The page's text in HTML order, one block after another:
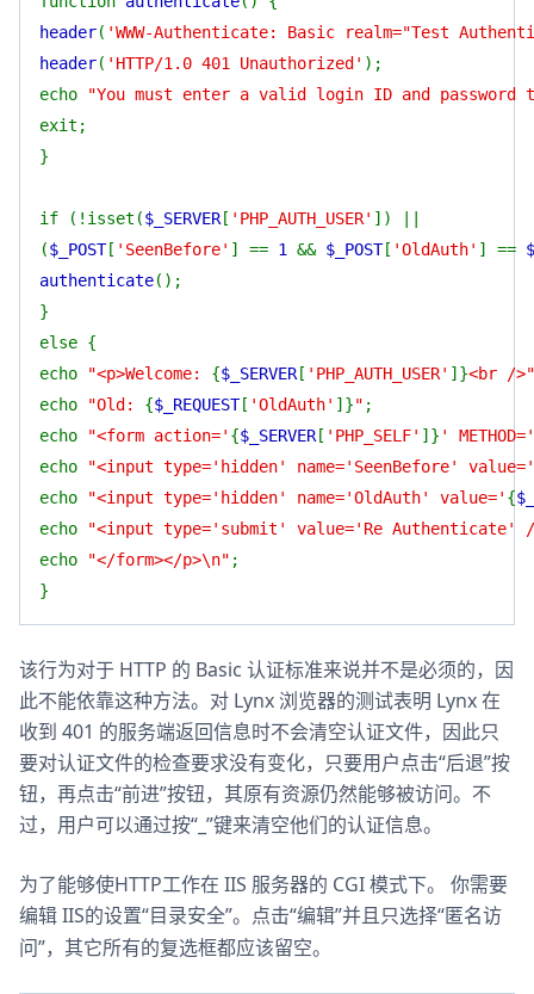
header( 'WWW-Authenticate: Basic realm="Test
header( 'HTTP/1.0 401 Unauthorized' );
echo
"You must enter a valid login ID and password
exit;
}
if (!isset($_SERVER [ 'PHP_AUTH_USER' ]) ||
($_POST[ 'SeenBefore' ] == 1 && $_POST[ 'OldAuth' ] ==
authenticate();
}
else {
echo
"<p>Welcome: {$_SERVER [ 'PHP_AUTH_USER' ]}<br />"
echo
"Old: {$_REQUEST[ 'OldAuth' ]}" ;
echo
"<form action=' {$_SERVER [ 'PHP_SELF' ]} '
echo
"<input type='hidden' name='SeenBefore'
echo
"<input type='hidden' name='OldAuth' value=' {
echo
"<input type='submit' value='Re Authenticate'
echo
"</form></p>\n" ;
}
该行为对于 HTTP 的 Basic 认证标准来说并不是必须的，因
此不能依靠这种方法。对 Lynx 浏览器的测试表明 Lynx 在
收到 401 的服务端返回信息时不会清空认证文件，因此只
要对认证文件的检查要求没有变化，只要用户点击“后退”按
钮，再点击“前进”按钮，其原有资源仍然能够被访问。不
过，用户可以通过按“_”键来清空他们的认证信息。
为了能够使HTTP工作在 IIS 服务器的 CGI 模式下。 你需要
编辑 IIS的设置“目录安全”。点击“编辑”并且只选择“匿名访
问”，其它所有的复选框都应该留空。